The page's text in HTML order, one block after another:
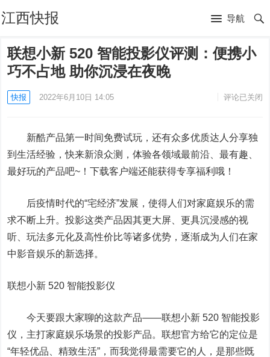
江西快报 导航
联想小新 520 智能投影仪评测：便携小
巧不占地 助你沉浸在夜晚
快报 2022年6月10日 14:05 评论已关闭
新酷产品第一时间免费试玩，还有众多优质达人分享独
到生活经验，快来新浪众测，体验各领域最前沿、最有趣、
最好玩的产品吧~！下载客户端还能获得专享福利哦！
后疫情时代的“宅经济”发展，使得人们对家庭娱乐的需
求不断上升。投影这类产品因其更大屏、更具沉浸感的视
听、玩法多元化及高性价比等诸多优势，逐渐成为人们在家
中影音娱乐的新选择。
联想小新 520 智能投影仪
今天要跟大家聊的这款产品——联想小新 520 智能投影
仪，主打家庭娱乐场景的投影产品。联想官方给它的定位是
“年轻优品、精致生活”，而我觉得最需要它的人，是那些既